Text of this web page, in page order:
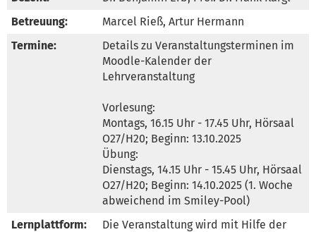
Betreuung:
Marcel Rieß, Artur Hermann
Termine:
Details zu Veranstaltungsterminen im
Moodle-Kalender der
Lehrveranstaltung
Vorlesung:
Montags, 16.15 Uhr - 17.45 Uhr, Hörsaal
O27/H20; Beginn: 13.10.2025
Übung:
Dienstags, 14.15 Uhr - 15.45 Uhr, Hörsaal
O27/H20; Beginn: 14.10.2025 (1. Woche
abweichend im Smiley-Pool)
Lernplattform:
Die Veranstaltung wird mit Hilfe der